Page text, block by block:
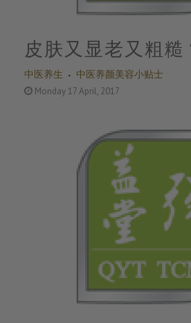
中医养生 中医养颜美容小贴士
皮肤又显老又粗糙
比护肤品都有效
Monday 17 April, 2017